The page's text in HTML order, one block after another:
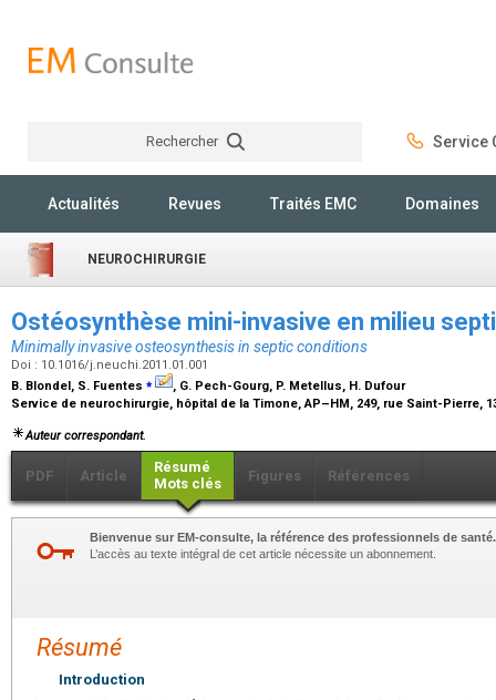
Rechercher Service
Actualités Revues Traités EMC Domaines
NEUROCHIRURGIE
Ostéosynthèse mini-invasive en milieu
Minimally invasive osteosynthesis in septic conditions
Doi : 10.1016/j.neuchi.2011.01.001
B. Blondel, S. Fuentes ⁎
, G. Pech-Gourg, P. Metellus, H. Dufour
Service de neurochirurgie, hôpital de la Timone, AP–HM, 249, rue Saint-Pierre,
Auteur correspondant.
PDF Article
Résumé
Mots clés
Figures Références
Bienvenue sur EM-consulte, la référence des professionnels de santé.
L’accès au texte intégral de cet article nécessite un abonnement.
Résumé
Introduction